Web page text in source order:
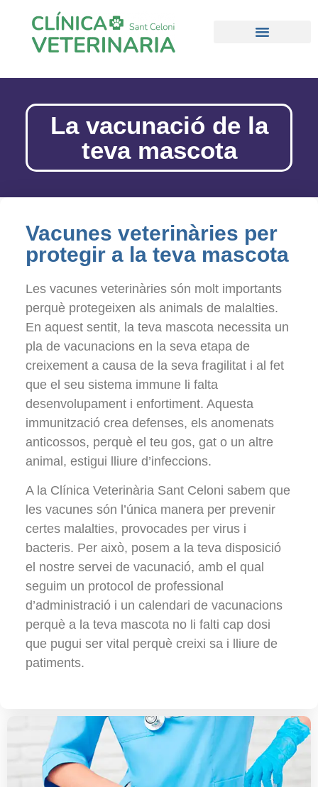
La vacunació de la
teva mascota
Vacunes veterinàries per
protegir a la teva mascota
Les vacunes veterinàries són molt importants
perquè protegeixen als animals de malalties.
En aquest sentit, la teva mascota necessita un
pla de vacunacions en la seva etapa de
creixement a causa de la seva fragilitat i al fet
que el seu sistema immune li falta
desenvolupament i enfortiment. Aquesta
immunització crea defenses, els anomenats
anticossos, perquè el teu gos, gat o un altre
animal, estigui lliure d’infeccions.
A la Clínica Veterinària Sant Celoni sabem que
les vacunes són l’única manera per prevenir
certes malalties, provocades per virus i
bacteris. Per això, posem a la teva disposició
el nostre servei de vacunació, amb el qual
seguim un protocol de professional
d’administració i un calendari de vacunacions
perquè a la teva mascota no li falti cap dosi
que pugui ser vital perquè creixi sa i lliure de
patiments.